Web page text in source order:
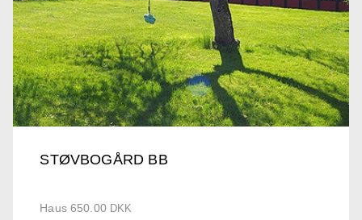
STØVBOGÅRD BB
Haus 650.00 DKK